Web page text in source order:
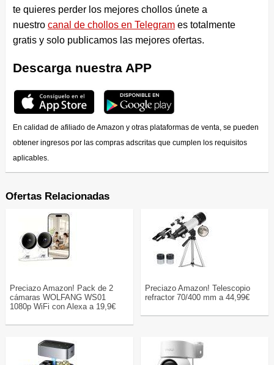
te quieres perder los mejores chollos únete a
nuestro canal de chollos en Telegrames totalmente
gratis y solo publicamos las mejores ofertas.
Descarga nuestra APP
En calidad de afiliado de Amazon y otras plataformas de venta, se pueden
obtener ingresos por las compras adscritas que cumplen los requisitos
aplicables.
Ofertas Relacionadas
Preciazo Amazon! Pack de 2
cámaras WOLFANG WS01
1080p WiFi con Alexa a 19,9€
Preciazo Amazon! Telescopio
refractor 70/400 mm a 44,99€